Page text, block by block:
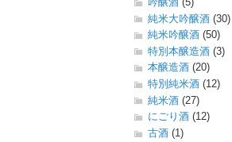
純米大吟醸酒 (30)
純米吟醸酒 (50)
特別本醸造酒 (3)
本醸造酒 (20)
特別純米酒 (12)
純米酒 (27)
にごり酒 (12)
古酒 (1)